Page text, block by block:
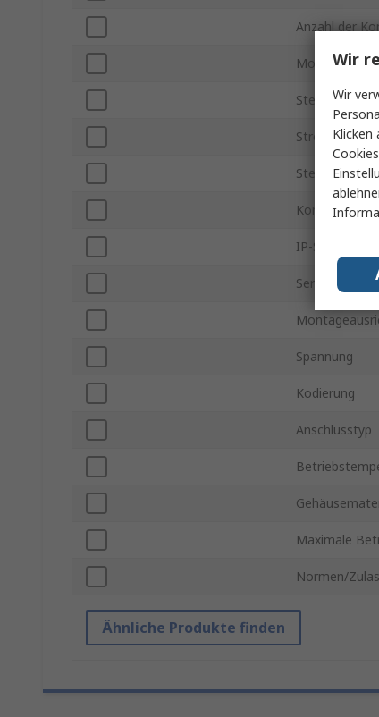
Anzahl der
Montageart
Steckergröße
Stromstärke
Stecker /
Kontakt
IP-Schutzart
Serie
Spannung
Kodierung
Anschlusstyp
Maximale
Normen/
Ähnliche Produkte finden
Wir
Wir
Klicken